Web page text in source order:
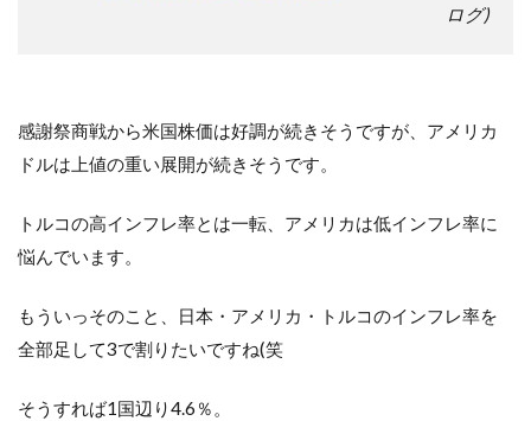
ログ)
感謝祭商戦から米国株価は好調が続きそうですが、アメリカ
ドルは上値の重い展開が続きそうです。
トルコの高インフレ率とは一転、アメリカは低インフレ率に
悩んでいます。
もういっそのこと、日本・アメリカ・トルコのインフレ率を
全部足して3で割りたいですね(笑
そうすれば1国辺り4.6％。